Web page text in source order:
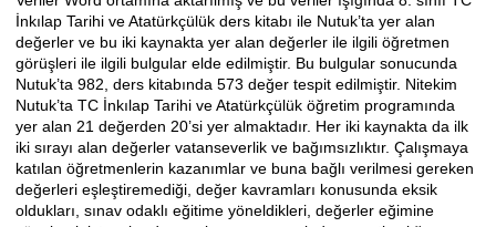
İnkılap Tarihi ve Atatürkçülük ders kitabı ile Nutuk’ta yer alan
değerler ve bu iki kaynakta yer alan değerler ile ilgili öğretmen
görüşleri ile ilgili bulgular elde edilmiştir. Bu bulgular sonucunda
Nutuk’ta 982, ders kitabında 573 değer tespit edilmiştir. Nitekim
Nutuk’ta TC İnkılap Tarihi ve Atatürkçülük öğretim programında
yer alan 21 değerden 20’si yer almaktadır. Her iki kaynakta da ilk
iki sırayı alan değerler vatanseverlik ve bağımsızlıktır. Çalışmaya
katılan öğretmenlerin kazanımlar ve buna bağlı verilmesi gereken
değerleri eşleştiremediği, değer kavramları konusunda eksik
oldukları, sınav odaklı eğitime yöneldikleri, değerler eğimine